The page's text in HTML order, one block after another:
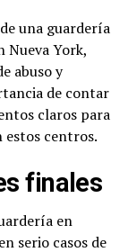
una guardería
Nueva York,
abuso y
de contar
claros para
estos centros.
finales
en
serio casos de